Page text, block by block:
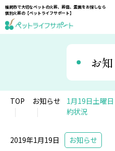
福岡市で大切なペットの火葬、葬儀、霊園をお探しなら
個別火葬の【ペットライフサポート】
お
TOP お知らせ
1月19日土曜
約状況
2019年1月19日 お知らせ